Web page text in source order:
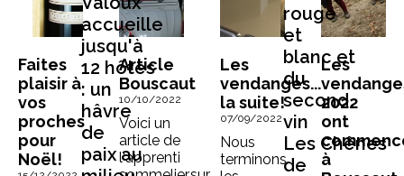
accueille
jusqu'à
12 hôtes
: un
hâvre
de
paix au
rouge
et
blanc et
du
second
vin
Les Chênes
de
Faites
plaisir à
vos
proches
pour
Noël!
Article
Bouscaut
10/10/2022
Voici un
article de
l'apprenti
Les
vendanges...
la suite!
07/09/2022
Nous
terminons
Les
2022
ont
à